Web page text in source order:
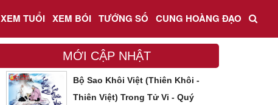
XEM TUỔI XEM BÓI TƯỚNG SỐ CUNG HOÀNG ĐẠO
MỚI CẬP NHẬT
Bộ Sao Khôi Việt (Thiên Khôi -
Thiên Việt) Trong Tử Vi - Quý